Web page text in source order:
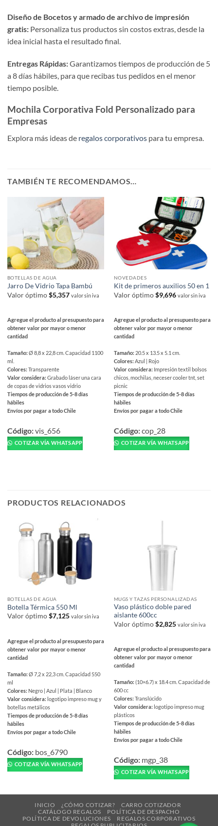
Diseño de Bocetos y armado de archivo de impresión
gratis: Personaliza tus productos sin costos extras, desde la
idea inicial hasta el resultado final.
Entregas Rápidas:Garantizamos tiempos de producción de 5
a 8 días hábiles, para que recibas tus pedidos en el menor
tiempo posible.
Mochila Corporativa Fold Personalizado para
Empresas
Explora más ideas de regalos corporativos para tu empresa.
TAMBIÉN TE RECOMENDAMOS…
BOTELLAS DE AGUA
Jarro De Vidrio Tapa Bambú
Valor óptimo$5,357 valor sin iva
Agregue el producto al presupuesto para
obtener valor por mayor o menor
cantidad
Tamaño:Ø 8,8 x 22,8 cm. Capacidad 1100
ml.
Colores:Transparente
Valor considera:Grabado láser una cara
de copas de vidrios vasos vidrio
Tiempos de producción de 5-8 días
hábiles
Envíos por pagar a todo Chile
producto
tiene
múltiples
pueden
Código:vis_656
COTIZAR VÍA WHATSAPP
NOVEDADES
Kit de primeros auxilios 50 en 1
Valor óptimo$9,696 valor sin iva
Agregue el producto al presupuesto para
obtener valor por mayor o menor
cantidad
Tamaño: 20.5 x 13.5 x 5.1 cm.
Colores:Azul | Rojo
Valor considera: Impresión textil bolsos
chicos, mochilas, neceser cooler tnt, set
picnic
Tiempos de producción de 5-8 días
hábiles
Envíos por pagar a todo Chile
producto
tiene
múltiples
pueden
Código:cop_28
COTIZAR VÍA WHATSAPP
PRODUCTOS RELACIONADOS
BOTELLAS DE AGUA
Botella Térmica 550 Ml
Valor óptimo$7,125 valor sin iva
Agregue el producto al presupuesto para
obtener valor por mayor o menor
cantidad
Tamaño:Ø 7,2 x 22,3 cm. Capacidad 550
ml
Colores: Negro | Azul | Plata | Blanco
Valor considera: logotipo impreso mug y
botellas metálicos
Tiempos de producción de 5-8 días
hábiles
Envíos por pagar a todo Chile
producto
tiene
múltiples
pueden
Código: bos_6790
COTIZAR VÍA WHATSAPP
MUGS Y TAZAS PERSONALIZADAS
Vaso plástico doble pared
aislante 600cc
Valor óptimo$2,825 valor sin iva
Agregue el producto al presupuesto para
obtener valor por mayor o menor
cantidad
Tamaño:(10×6.7) x 18.4 cm. Capacidad de
600 cc
Colores:Translúcido
Valor considera: logotipo impreso mug
plásticos
Tiempos de producción de 5-8 días
hábiles
Envíos por pagar a todo Chile
producto
tiene
múltiples
opciones
se
Código: mgp_38
COTIZAR VÍA WHATSAPP
INICIO ¿CÓMO COTIZAR?
CARRO COTIZADOR
CATÁLOGO REGALOS
POLÍTICA DE DESPACHO
POLÍTICA DE DEVOLUCIONES
REGALOS CORPORATIVOS